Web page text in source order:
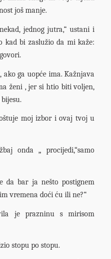
još manje.
jednog jutra,“ ustani i
kad bi zaslužio da mi kaže:
ako ga uopće ima. Kažnjava
ženi , jer si htio biti voljen,
moj izbor i ovaj tvoj u
onda „ procijedi,“samo
da bar ja nešto postignem
vremena doći ću ili ne?“
je prazninu s mirisom
stopu po stopu.